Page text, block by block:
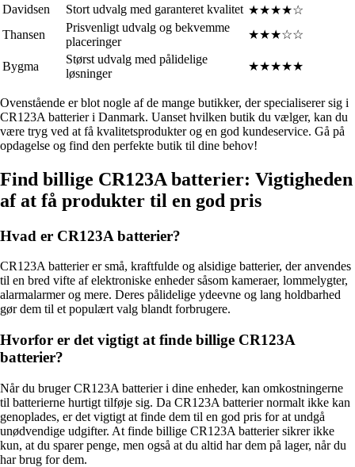
Davidsen Stort udvalg med garanteret kvalitet ★★★★☆
Thansen
Prisvenligt udvalg og bekvemme
placeringer
★★★☆☆
Bygma
Størst udvalg med pålidelige
løsninger
★★★★★
Ovenstående er blot nogle af de mange butikker, der specialiserer sig i
CR123A batterier i Danmark. Uanset hvilken butik du vælger, kan du
være tryg ved at få kvalitetsprodukter og en god kundeservice. Gå på
opdagelse og find den perfekte butik til dine behov!
Find billige CR123A batterier: Vigtigheden
af at få produkter til en god pris
Hvad er CR123A batterier?
CR123A batterier er små, kraftfulde og alsidige batterier, der anvendes
til en bred vifte af elektroniske enheder såsom kameraer, lommelygter,
alarmalarmer og mere. Deres pålidelige ydeevne og lang holdbarhed
gør dem til et populært valg blandt forbrugere.
Hvorfor er det vigtigt at finde billige CR123A
batterier?
Når du bruger CR123A batterier i dine enheder, kan omkostningerne
til batterierne hurtigt tilføje sig. Da CR123A batterier normalt ikke kan
genoplades, er det vigtigt at finde dem til en god pris for at undgå
unødvendige udgifter. At finde billige CR123A batterier sikrer ikke
kun, at du sparer penge, men også at du altid har dem på lager, når du
har brug for dem.